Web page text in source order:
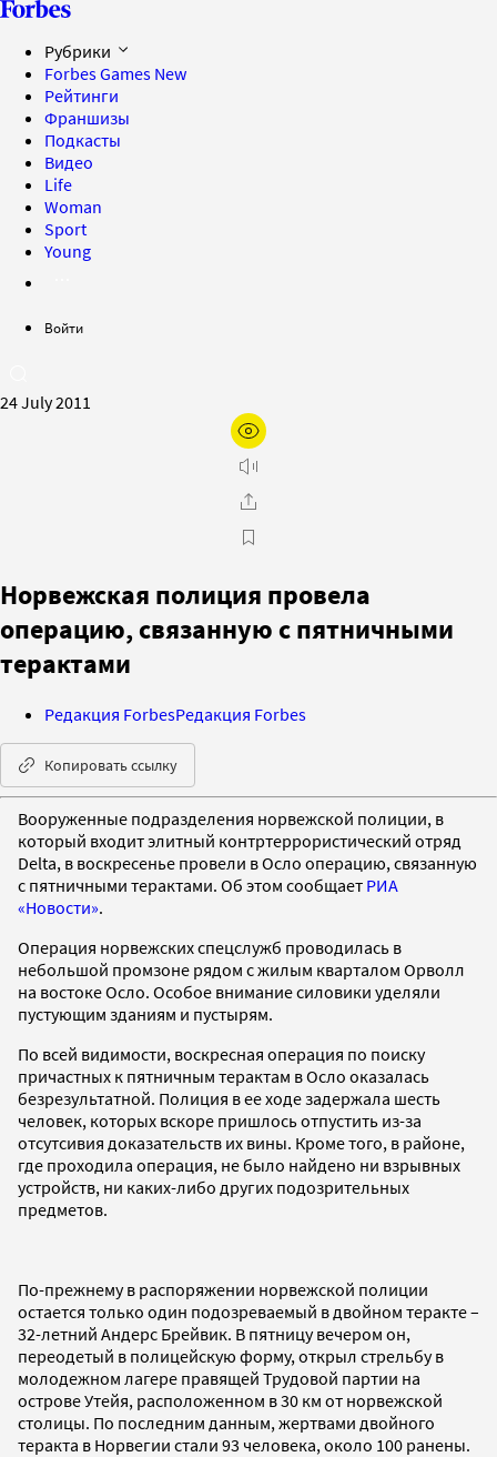
Рубрики
Forbes Games New
Рейтинги
Франшизы
Подкасты
Видео
Life
Woman
Sport
Young
Войти
24 July 2011
Норвежская полиция провела
операцию, связанную с пятничными
терактами
Редакция ForbesРедакция Forbes
Копировать ссылку
Вооруженные подразделения норвежской полиции, в
который входит элитный контртеррористический отряд
Delta, в воскресенье провели в Осло операцию, связанную
с пятничными терактами. Об этом сообщает РИА
«Новости».
Операция норвежских спецслужб проводилась в
небольшой промзоне рядом с жилым кварталом Орволл
на востоке Осло. Особое внимание силовики уделяли
пустующим зданиям и пустырям.
По всей видимости, воскресная операция по поиску
причастных к пятничным терактам в Осло оказалась
безрезультатной. Полиция в ее ходе задержала шесть
человек, которых вскоре пришлось отпустить из-за
отсутсивия доказательств их вины. Кроме того, в районе,
где проходила операция, не было найдено ни взрывных
устройств, ни каких-либо других подозрительных
предметов.
По-прежнему в распоряжении норвежской полиции
остается только один подозреваемый в двойном теракте –
32-летний Андерс Брейвик. В пятницу вечером он,
переодетый в полицейскую форму, открыл стрельбу в
молодежном лагере правящей Трудовой партии на
острове Утейя, расположенном в 30 км от норвежской
столицы. По последним данным, жертвами двойного
теракта в Норвегии стали 93 человека, около 100 ранены.